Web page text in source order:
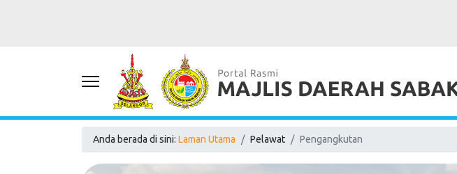
Anda berada di sini: Laman Utama Pelawat Pengangkutan